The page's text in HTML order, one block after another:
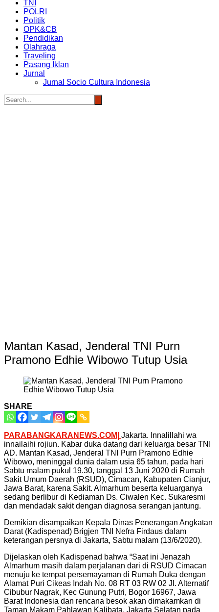
TNI
POLRI
Politik
OPK&CB
Pendidikan
Olahraga
Traveling
Pasang Iklan
Jurnal
Jurnal Socio Cultura Indonesia
Mantan Kasad, Jenderal TNI Purn
Pramono Edhie Wibowo Tutup Usia
SHARE
PARABANGKARANEWS.COM| Jakarta. Innalillahi wa
innailaihi rojiun. Kabar duka datang dari keluarga besar TNI
AD. Mantan Kasad, Jenderal TNI Purn Pramono Edhie
Wibowo, meninggal dunia dalam usia 65 tahun, pada hari
Sabtu malam pukul 19.30, tanggal 13 Juni 2020 di Rumah
Sakit Umum Daerah (RSUD), Cimacan, Kabupaten Cianjur,
Jawa Barat, karena Sakit. Almarhum beserta keluarganya
sedang berlibur di Kediaman Ds. Ciwalen Kec. Sukaresmi
dan mendadak sakit dengan diagnosa serangan jantung.
Demikian disampaikan Kepala Dinas Penerangan Angkatan
Darat (Kadispenad) Brigjen TNI Nefra Firdaus dalam
keterangan persnya di Jakarta, Sabtu malam (13/6/2020).
Dijelaskan oleh Kadispenad bahwa “Saat ini Jenazah
Almarhum masih dalam perjalanan dari di RSUD Cimacan
menuju ke tempat persemayaman di Rumah Duka dengan
Alamat Puri Cikeas Indah No. 08 RT 03 RW 02 Jl. Alternatif
Cibubur Nagrak, Kec Gunung Putri, Bogor 16967, Jawa
Barat Indonesia dan rencana besok akan dimakamkan di
Taman Makam Pahlawan Kalibata, Jakarta Selatan pada